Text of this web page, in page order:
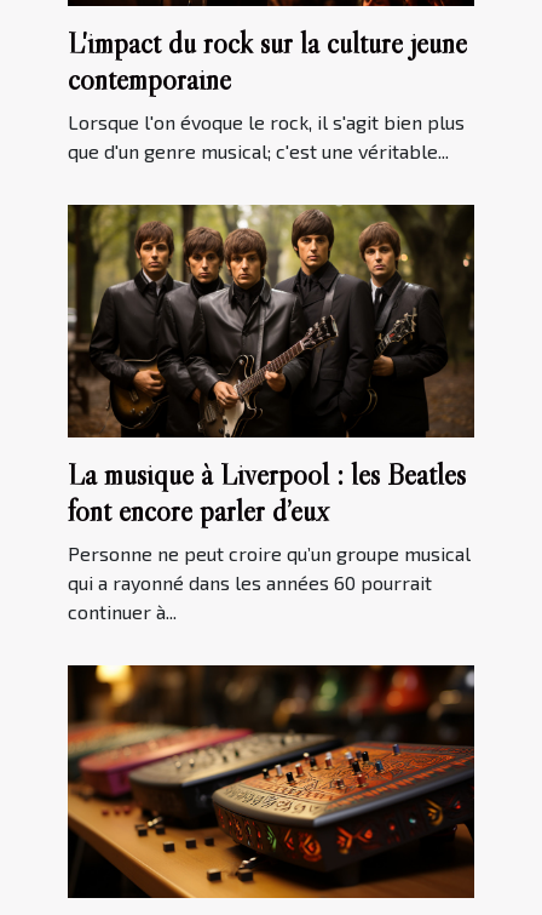
L'impact du rock sur la culture jeune
contemporaine
Lorsque l'on évoque le rock, il s'agit bien plus
que d'un genre musical; c'est une véritable...
La musique à Liverpool : les Beatles
font encore parler d’eux
Personne ne peut croire qu’un groupe musical
qui a rayonné dans les années 60 pourrait
continuer à...